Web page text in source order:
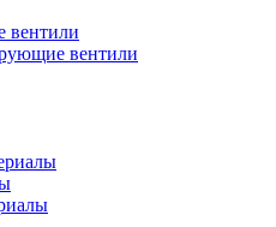
вентили
вентили